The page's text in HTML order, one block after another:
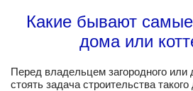
Какие бывают
дома или
Перед владельцем загородного или
стоять задача строительства